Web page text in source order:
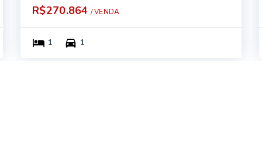
R$270.864 / VENDA
1 1